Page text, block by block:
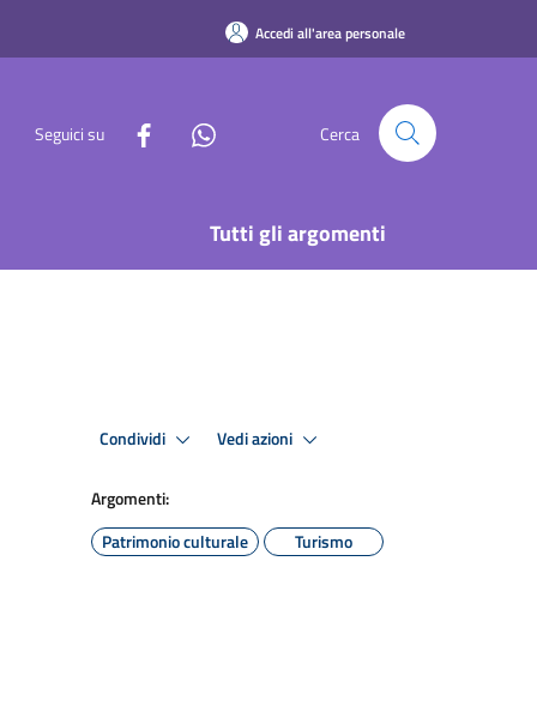
Accedi all'area personale
Seguici su Cerca
Tutti gli argomenti
Condividi Vedi azioni
Argomenti:
Patrimonio culturale
Turismo